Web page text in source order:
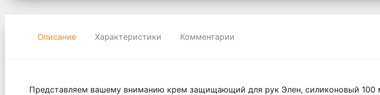
Описание Характеристики Комментарии
Представляем вашему вниманию крем защищающий для рук Элен, силиконовый 100